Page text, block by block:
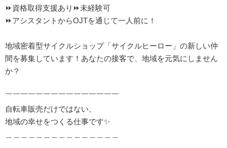
⏩️資格取得支援あり⏩️未経験可
⏩️アシスタントからOJTを通じて一人前に！
地域密着型サイクルショップ「サイクルヒーロー」の新しい仲
間を募集しています！あなたの接客で、地域を元気にしません
か？
￣￣￣￣￣￣￣￣￣￣￣￣￣￣￣
自転車販売だけではない、
地域の幸せをつくる仕事です✨️